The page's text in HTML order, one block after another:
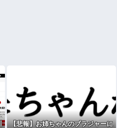
【悲報】お姉ちゃんのブラジャーに